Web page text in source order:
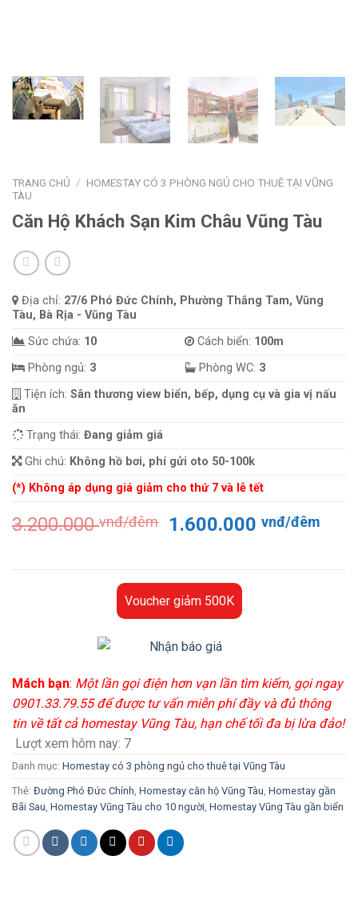
TRANG CHỦ / HOMESTAY CÓ 3 PHÒNG NGỦ CHO THUÊ TẠI VŨNG
TÀU
Căn Hộ Khách Sạn Kim Châu Vũng Tàu
Địa chỉ: 27/6 Phó Đức Chính, Phường Thắng Tam, Vũng
Tàu, Bà Rịa - Vũng Tàu
Sức chứa: 10 Cách biển: 100m
Phòng ngủ: 3 Phòng WC: 3
Tiện ích: Sân thương view biển, bếp, dụng cụ và gia vị nấu
ăn
Trạng thái: Đang giảm giá
Ghi chú: Không hồ bơi, phí gửi oto 50-100k
(*) Không áp dụng giá giảm cho thứ 7 và lễ tết
3.200.000vnđ/đêm
Giá
3.200.000 vnđ/
đêm.
1.600.000vnđ/đêm
Voucher giảm 500K
Mách bạn: Một lần gọi điện hơn vạn lần tìm kiếm, gọi ngay
0901.33.79.55 để được tư vấn miễn phí đầy và đủ thông
tin về tất cả homestay Vũng Tàu, hạn chế tối đa bị lừa đảo!
Lượt xem hôm nay: 7
Danh mục: Homestay có 3 phòng ngủ cho thuê tại Vũng Tàu
Thẻ: Đường Phó Đức Chính, Homestay căn hộ Vũng Tàu, Homestay gần
Bãi Sau, Homestay Vũng Tàu cho 10 người, Homestay Vũng Tàu gần biển